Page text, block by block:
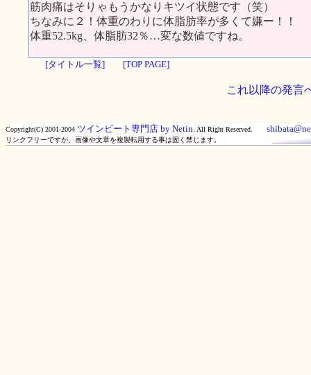
筋肉痛はそりゃもうかなりキツイ状態です（笑）
ちなみに２！体重のわりに体脂肪率が多くて嫌ー！！
体重52.5kg、体脂肪32％…変な数値ですね。
[タイトル一覧] [TOP PAGE]
これ以降の発言
Copyright(C) 2001-2004 ツインビート専門店 by Netin. All Right Reserved.
リンクフリーですが、画像や文章を複製転用する事は固く禁じます。